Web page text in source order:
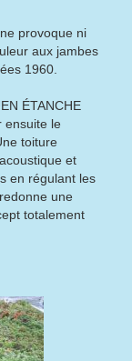
provoque ni
aux jambes
1960.
ÉTANCHE
ensuite le
toiture
et
en régulant les
une
totalement